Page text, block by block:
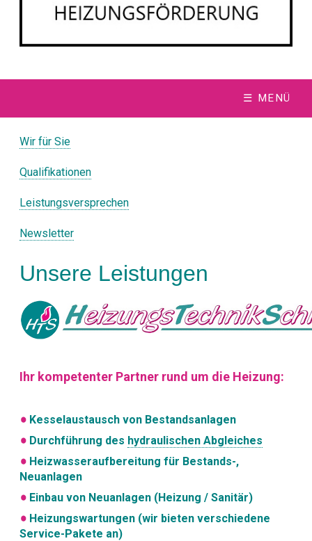
☰ MENÜ
Wir für Sie
Qualifikationen
Leistungsversprechen
Newsletter
Unsere Leistungen
Ihr kompetenter Partner rund um die Heizung:
Kesselaustausch von Bestandsanlagen
Durchführung des hydraulischen Abgleiches
Heizwasseraufbereitung für Bestands-,
Neuanlagen
Einbau von Neuanlagen (Heizung / Sanitär)
Heizungswartungen (wir bieten verschiedene
Service-Pakete an)